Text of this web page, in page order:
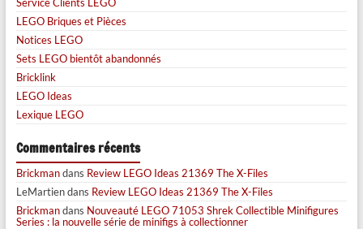
LEGO Briques et Pièces
Notices LEGO
Sets LEGO bientôt abandonnés
Bricklink
LEGO Ideas
Lexique LEGO
Commentaires récents
Brickmandans Review LEGO Ideas 21369 The X-Files
LeMartiendans Review LEGO Ideas 21369 The X-Files
Brickmandans Nouveauté LEGO 71053 Shrek Collectible Minifigures
Series : la nouvelle série de minifigs à collectionner